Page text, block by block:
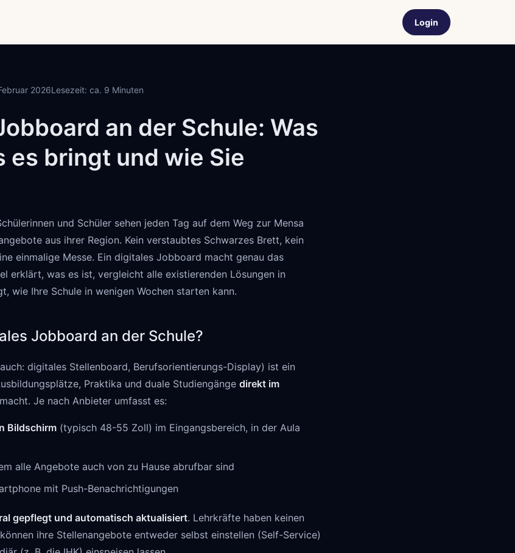
Login
2026Lesezeit: ca. 9 Minuten
an der Schule: Was
es bringt und wie Sie
und Schüler sehen jeden Tag auf dem Weg zur Mensa
aus ihrer Region. Kein verstaubtes Schwarzes Brett, kein
einmalige Messe. Ein digitales Jobboard macht genau das
erklärt, was es ist, vergleicht alle existierenden Lösungen in
wie Ihre Schule in wenigen Wochen starten kann.
Jobboard an der Schule?
digitales Stellenboard, Berufsorientierungs-Display) ist ein
Praktika und duale Studiengänge direkt im
Je nach Anbieter umfasst es:
Bildschirm (typisch 48-55 Zoll) im Eingangsbereich, in der Aula
alle Angebote auch von zu Hause abrufbar sind
mit Push-Benachrichtigungen
gepflegt und automatisch aktualisiert. Lehrkräfte haben keinen
ihre Stellenangebote entweder selbst einstellen (Self-Service)